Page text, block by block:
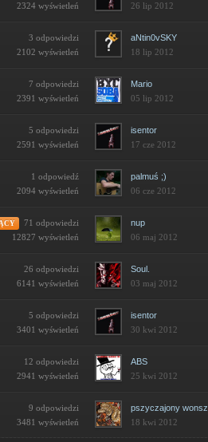
2324 wyświetleń
26 lip 2012
3 odpowiedzi
2102 wyświetleń
aNtin0vSKY
18 lip 2012
7 odpowiedzi
2391 wyświetleń
Mario
05 lip 2012
5 odpowiedzi
2591 wyświetleń
isentor
17 cze 2012
1 odpowiedź
2094 wyświetleń
palmuś ;)
06 cze 2012
71 odpowiedzi
12827 wyświetleń
nup
06 maj 2012
26 odpowiedzi
6141 wyświetleń
Soul.
03 maj 2012
5 odpowiedzi
3401 wyświetleń
isentor
30 kwi 2012
12 odpowiedzi
2941 wyświetleń
ABS
25 kwi 2012
9 odpowiedzi
3481 wyświetleń
pszyczajony wonsz
18 kwi 2012